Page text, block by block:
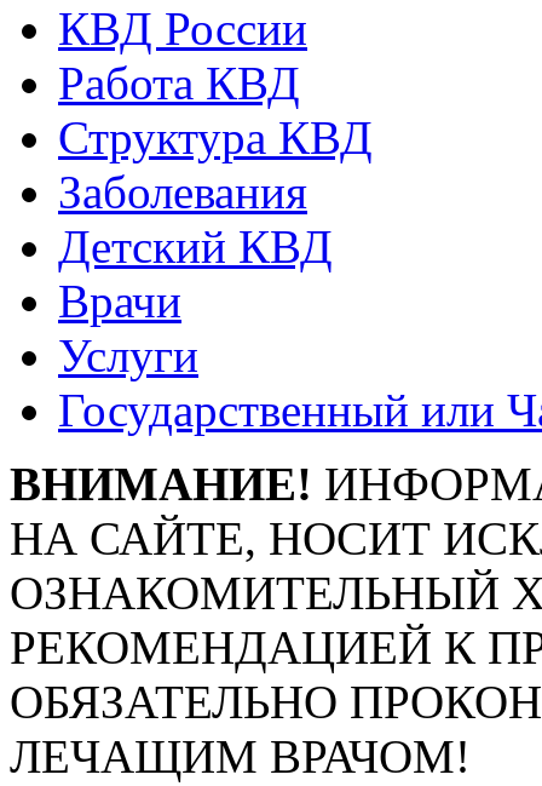
КВД России
Работа КВД
Структура КВД
Заболевания
Детский КВД
Врачи
Услуги
Государственный или
ВНИМАНИЕ!
НА САЙТЕ, НОСИТ
ОЗНАКОМИТЕЛЬНЫЙ
РЕКОМЕНДАЦИЕЙ К
ОБЯЗАТЕЛЬНО
ЛЕЧАЩИМ ВРАЧОМ!